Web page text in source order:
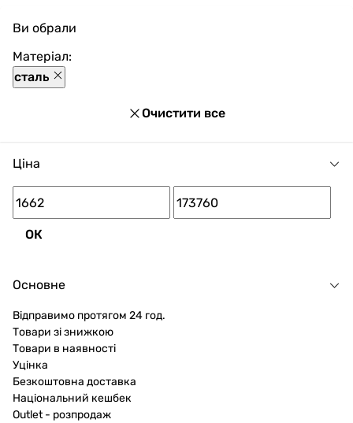
При покупці Сталеві рушникосушки в нашому
магазині доступні різноманітні способи оплати,
покупка в кредит та багато акцій та знажок для
кожного покупця.
Ви обрали
Матеріал:
сталь
Очистити все
Ціна
ОК
Основне
Відправимо протягом 24 год.
Товари зі знижкою
Товари в наявності
Уцінка
Безкоштовна доставка
Національний кешбек
Outlet - розпродаж